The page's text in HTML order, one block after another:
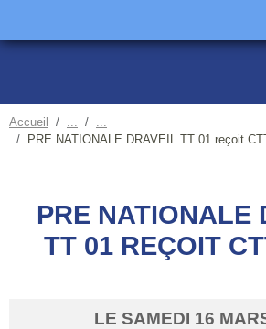
Accueil
PRE NATIONALE DRAVEIL TT 01 reçoit
PRE NATIONALE
TT 01 REÇOIT
LE SAMEDI 16